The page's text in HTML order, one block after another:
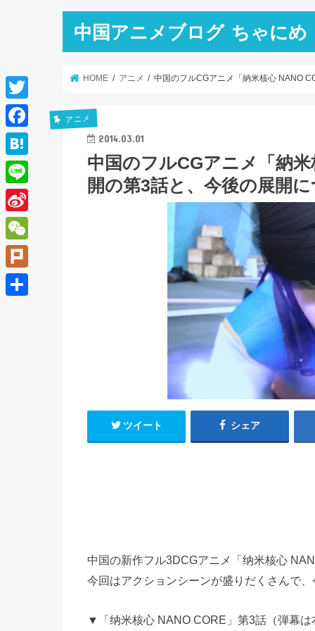
中国アニメブログ ちゃにめ
HOME アニメ 中国のフルCGアニメ「納米核心 NANO
アニメ
2014.03.01
中国のフルCGアニメ「納
開の第3話と、今後の展開
ツイート シェア
中国の新作フル3DCGアニメ「纳米核心
今回はアクションシーンが盛りだくさんで
▼「纳米核心 NANO CORE」第3話（弾幕
T
w
i
t
e
r
F
a
c
e
b
o
o
k
H
a
t
e
a
L
i
n
e
S
i
n
a
W
e
C
P